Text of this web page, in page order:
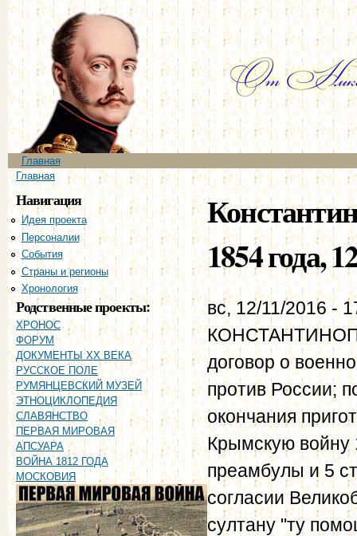
Главное меню
Главная
Вы здесь
Главная
Навигация
Идея проекта
Персоналии
События
Страны и регионы
Хронология
Родственные проекты:
ХРОНОС
ФОРУМ
ДОКУМЕНТЫ XX ВЕКА
РУССКОЕ ПОЛЕ
РУМЯНЦЕВСКИЙ МУЗЕЙ
ЭТНОЦИКЛОПЕДИЯ
СЛАВЯНСТВО
ПЕРВАЯ МИРОВАЯ
АПСУАРА
ВОЙНА 1812 ГОДА
МОСКОВИЯ
1854 года,
вс, 12/11/2016 -
договор о
против России;
окончания
Крымскую войну
преамбулы и 5
согласии
султану "ту